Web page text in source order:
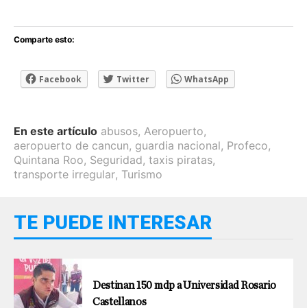
Comparte esto:
Facebook Twitter WhatsApp
En este artículo abusos, Aeropuerto,
aeropuerto de cancun, guardia nacional, Profeco,
Quintana Roo, Seguridad, taxis piratas,
transporte irregular, Turismo
TE PUEDE INTERESAR
Destinan 150 mdp a Universidad Rosario
Castellanos